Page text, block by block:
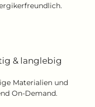
& langlebig
Materialien und
On-Demand.